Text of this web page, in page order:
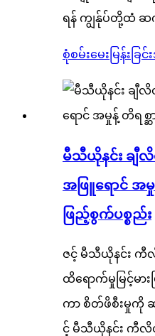
ရန် ကျွန်ုပ်တို့ထံ ဆ
စုံစမ်းမေးမြန်းခြင်း
မီသီယိုနင်း ချီ
အဖြူရောင် အမှု
ဖြည့်စွက်ပစ္စည်း
ဇင့် မီသီယိုနင်း
ထိရောက်မှုမြင့်မာ
ကာ စိတ်ဖိစီးမှုကို ဆ
င့် မီသီယိုနင်း ကီ